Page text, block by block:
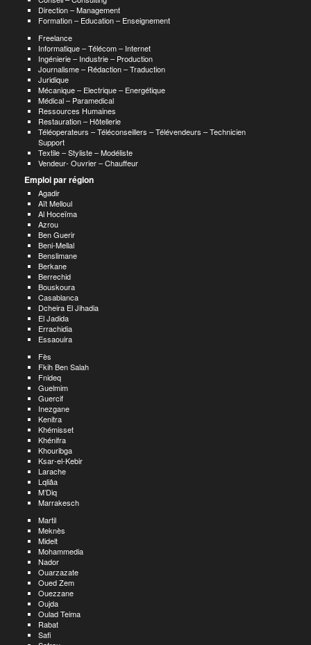
Direction – Management
Formation – Education – Enseignement
Freelance
Informatique – Télécom – Internet
Ingénierie – Industrie – Production
Journalisme – Rédaction – Traduction
Juridique
Mécanique – Electrique – Energétique
Médical – Paramedical
Ressources Humaines
Restauration – Hôtellerie
Téléoperateurs – Téléconseillers – Télévendeurs – Technicien
Support
Textile – Styliste – Modéliste
Vendeur- Ouvrier – Chauffeur
Emploi par région
Agadir
Aït Melloul
Al Hoceïma
Azrou
Ben Guerir
Beni-Mellal
Benslimane
Berkane
Berrechid
Bouskoura
Casablanca
Dcheira El Jihadia
El Jadida
Errachidia
Essaouira
Fès
Fkih Ben Salah
Fnideq
Guelmim
Guercif
Inezgane
Kenitra
Khémisset
Khénifra
Khouribga
Ksar-el-Kebir
Larache
Lqliâa
M’Diq
Marrakesch
Martil
Meknès
Midelt
Mohammedia
Nador
Ouarzazate
Oued Zem
Ouezzane
Oujda
Oulad Teima
Rabat
Safi